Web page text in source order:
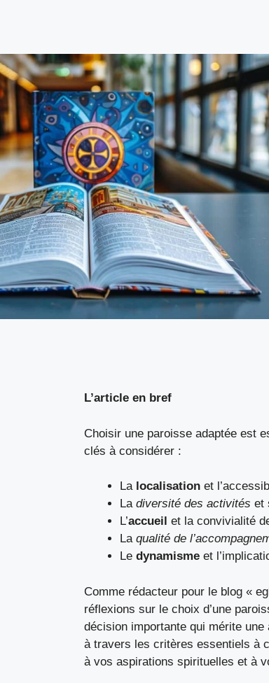
L’article en bref
Choisir une paroisse adaptée est
clés à considérer :
La localisation et
La diversité des activités et
L’accueil et la convivialité
La qualité de
Le dynamisme et
Comme rédacteur pour le blog «
réflexions sur le choix d’une
décision importante qui mérite
à travers les critères essentiels à
à vos aspirations spirituelles et à